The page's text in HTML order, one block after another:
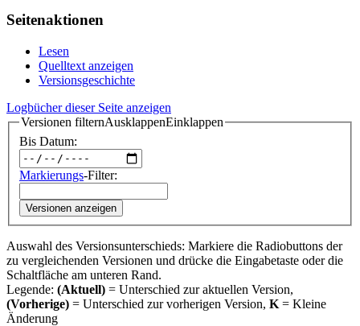
Seitenaktionen
Lesen
Quelltext anzeigen
Versionsgeschichte
Logbücher dieser Seite anzeigen
Versionen filternAusklappenEinklappen
Bis Datum:
Markierungs-Filter:
Versionen anzeigen
Auswahl des Versionsunterschieds: Markiere die Radiobuttons der
zu vergleichenden Versionen und drücke die Eingabetaste oder die
Schaltfläche am unteren Rand.
Legende: (Aktuell) = Unterschied zur aktuellen Version,
(Vorherige) = Unterschied zur vorherigen Version, K = Kleine
Änderung